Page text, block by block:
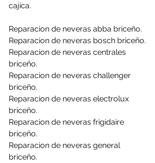
cajica.
Reparacion de neveras abba briceño.
Reparacion de neveras bosch briceño.
Reparacion de neveras centrales
briceño.
Reparacion de neveras challenger
briceño.
Reparacion de neveras electrolux
briceño.
Reparacion de neveras frigidaire
briceño.
Reparacion de neveras general
briceño.